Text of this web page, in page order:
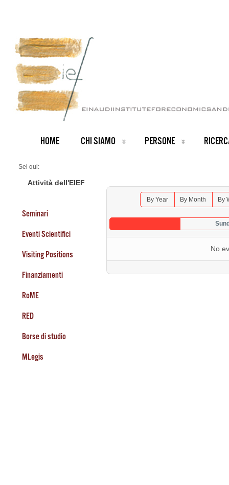
HOME CHI SIAMO PERSONE
Sei qui:
Seminars 2026
Attività dell'EIEF
Seminari
Eventi Scientifici
Visiting Positions
Finanziamenti
RoME
RED
Borse di studio
MLegis
By Year By Month By
No